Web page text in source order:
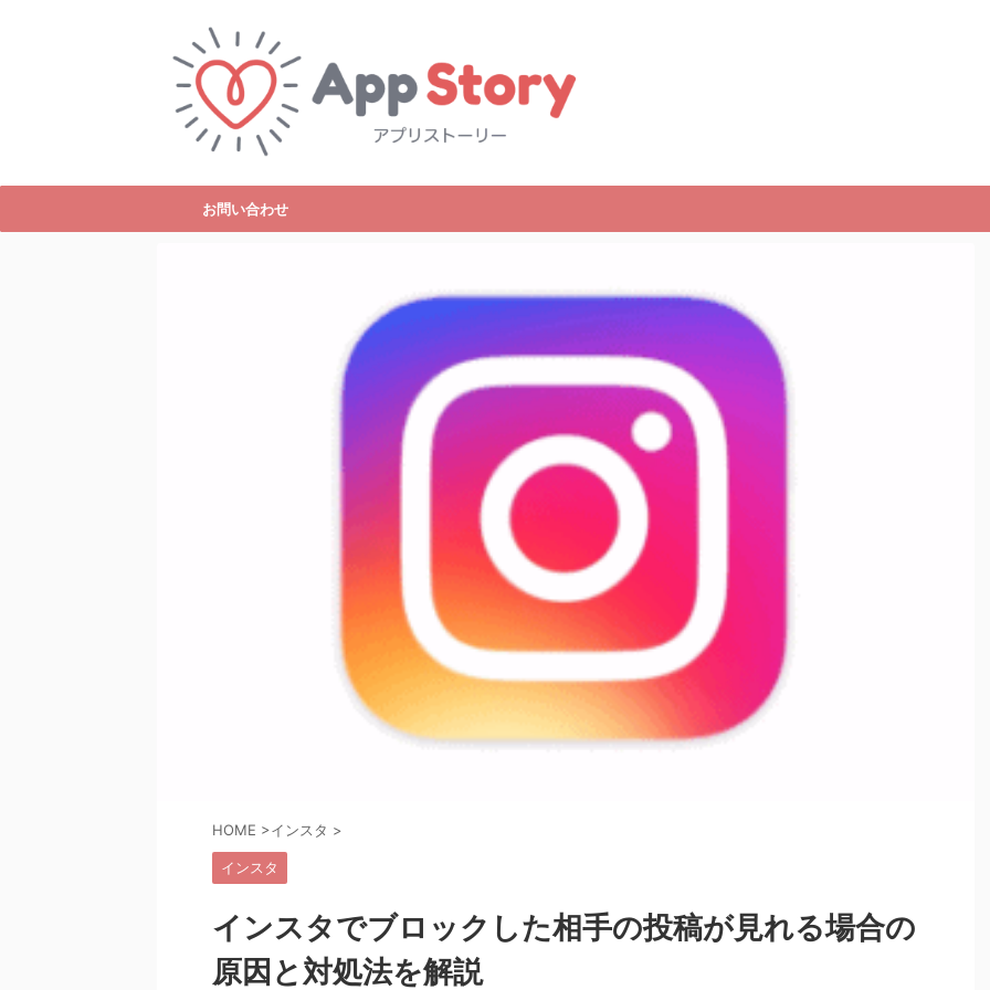
お問い合わせ
HOME >インスタ >
インスタ
インスタでブロックした相手の投稿が見れる場合の
原因と対処法を解説